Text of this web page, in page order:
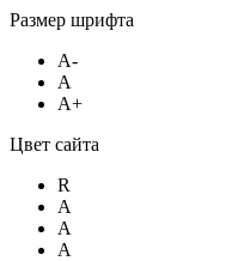
Размер шрифта
A-
A
A+
Цвет сайта
R
A
A
A